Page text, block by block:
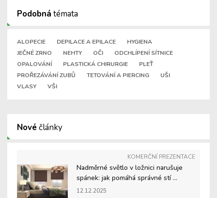
Podobná témata
ALOPECIE DEPILACE A EPILACE
HYGIENA
JEČNÉ ZRNO
NEHTY OČI
ODCHLÍPENÍ SÍTNICE
OPALOVÁNÍ
PLASTICKÁ CHIRURGIE
PLEŤ
PROŘEZÁVÁNÍ ZUBŮ
TETOVÁNÍ A PIERCING
UŠI
VLASY
VŠI
Nové články
KOMERČNÍ PREZENTACE
Nadměrné světlo v ložnici narušuje
spánek: jak pomáhá správné stí ...
12.12.2025